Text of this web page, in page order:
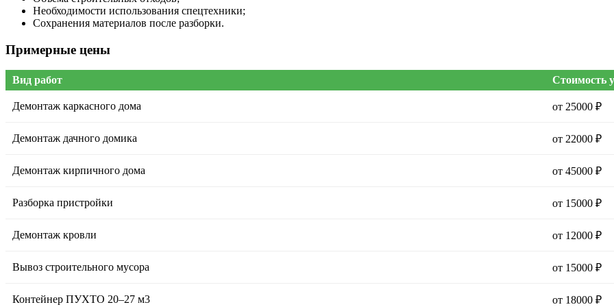
Необходимости использования спецтехники;
Сохранения материалов после разборки.
Примерные цены
Вид работ Стоимость
Демонтаж каркасного дома от 25000 ₽
Демонтаж дачного домика от 22000 ₽
Демонтаж кирпичного дома от 45000 ₽
Разборка пристройки от 15000 ₽
Демонтаж кровли от 12000 ₽
Вывоз строительного мусора от 15000 ₽
Контейнер ПУХТО 20–27 м3 от 18000 ₽